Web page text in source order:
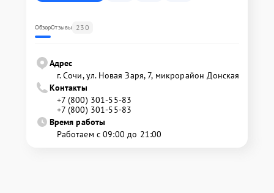
ОбзорОтзывы 230
Адрес
г. Сочи, ул. Новая Заря, 7, микрорайон Донская
Контакты
+7 (800) 301-55-83
+7 (800) 301-55-83
Время работы
Работаем с 09:00 до 21:00